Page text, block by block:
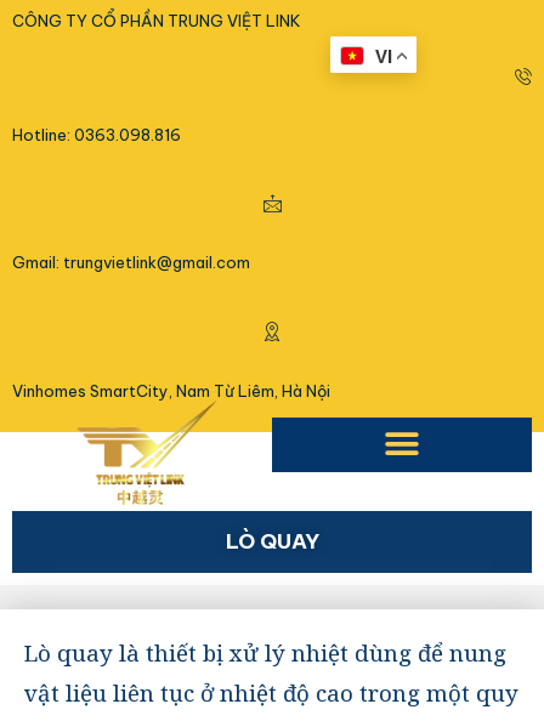
CÔNG TY CỔ PHẦN TRUNG VIỆT LINK
Hotline: 0363.098.816
Gmail: trungvietlink@gmail.com
Vinhomes SmartCity, Nam Từ Liêm, Hà Nội
LÒ QUAY
Lò quay là thiết bị xử lý nhiệt dùng để nung
vật liệu liên tục ở nhiệt độ cao trong một quy
VI